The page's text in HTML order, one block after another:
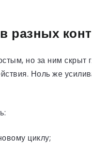
разных
но за ним скрыт
Ноль же
циклу;